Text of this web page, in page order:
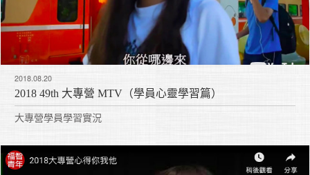
2018.08.20
2018 49th 大專營 MTV（學員心靈學習篇）
大專營學員學習實況